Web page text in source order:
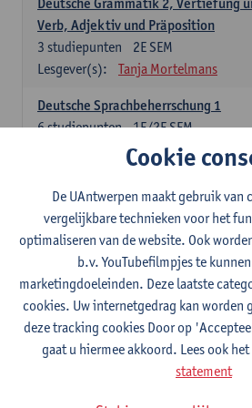
Verb, Adjektiv und Präposition
2E SEM
3 studiepunten
Lesgever(s):
Tanja Mortelmans
Deutsche Sprachbeherrschung 1
1E/2E SEM
6studiepunten
Tanja Mortelmans
Raum
1E/2E SEM
6 studiepunten
Lesgever(s):
Carola Strobl Alex
Engels: verplichte
Advanced English Grammar for
Professionals
1E/2E SEM
Lesgever(s):
Jim Ureel
Cookie
De UAntwerpen maakt gebruik van
vergelijkbare technieken voor het
optimaliseren van de website. Ook
b.v. YouTubefilmpjes te
marketingdoeleinden. Deze laatste
cookies. Uw internetgedrag kan worden
deze tracking cookies Door op
gaat u hiermee akkoord. Lees ook
statement